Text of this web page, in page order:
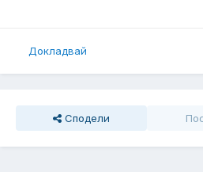
Докладвай
Сподели